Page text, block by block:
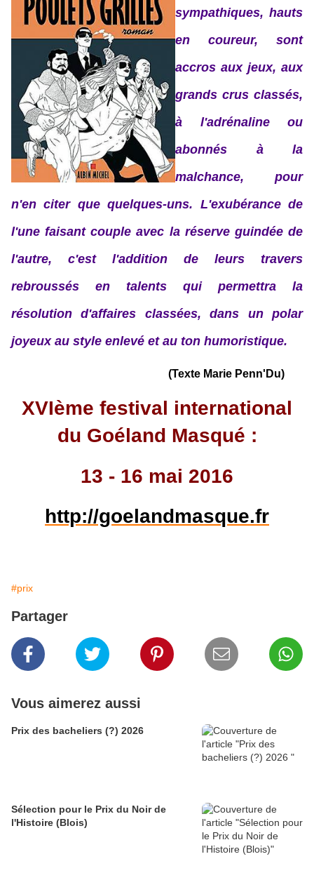
sympathiques, hauts
en coureur, sont
accros aux jeux, aux
grands crus classés,
à l'adrénaline ou
abonnés à la
malchance, pour
n'en citer que quelques-uns. L'exubérance de
l'une faisant couple avec la réserve guindée de
l'autre, c'est l'addition de leurs travers
rebroussés en talents qui permettra la
résolution d'affaires classées, dans un polar
joyeux au style enlevé et au ton humoristique.
(Texte Marie Penn'Du)
XVIème festival international
du Goéland Masqué :
13 - 16 mai 2016
http://goelandmasque.fr
#prix
Partager
Vous aimerez aussi
Prix des bacheliers (?) 2026
Sélection pour le Prix du Noir de
l'Histoire (Blois)